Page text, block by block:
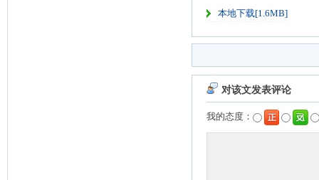
本地下载[1.6MB]